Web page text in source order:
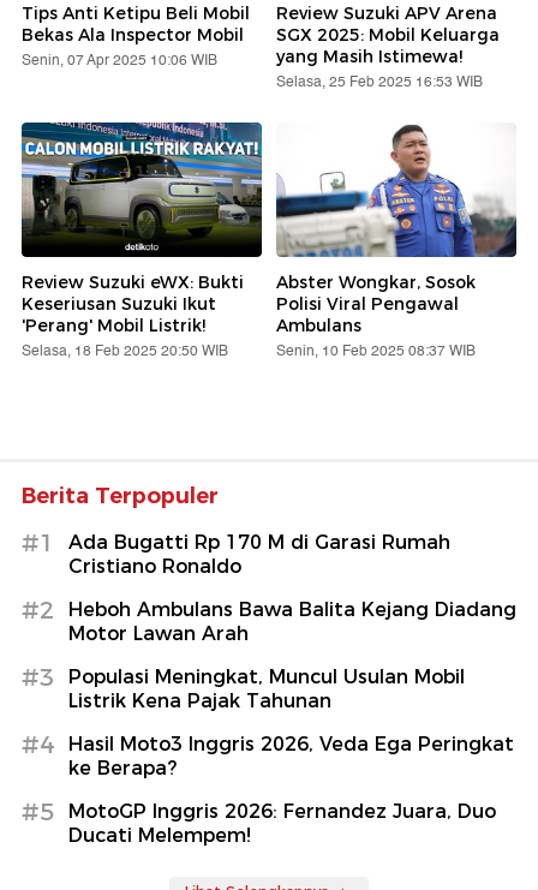
Tips Anti Ketipu Beli Mobil
Bekas Ala Inspector Mobil
Senin, 07 Apr 2025 10:06 WIB
Review Suzuki APV Arena
SGX 2025: Mobil Keluarga
yang Masih Istimewa!
Selasa, 25 Feb 2025 16:53 WIB
Review Suzuki eWX: Bukti
Keseriusan Suzuki Ikut
'Perang' Mobil Listrik!
Selasa, 18 Feb 2025 20:50 WIB
Abster Wongkar, Sosok
Polisi Viral Pengawal
Ambulans
Senin, 10 Feb 2025 08:37 WIB
Berita Terpopuler
#1
Ada Bugatti Rp 170 M di Garasi Rumah
Cristiano Ronaldo
#2
Heboh Ambulans Bawa Balita Kejang Diadang
Motor Lawan Arah
#3
Populasi Meningkat, Muncul Usulan Mobil
Listrik Kena Pajak Tahunan
#4
Hasil Moto3 Inggris 2026, Veda Ega Peringkat
ke Berapa?
#5
MotoGP Inggris 2026: Fernandez Juara, Duo
Ducati Melempem!